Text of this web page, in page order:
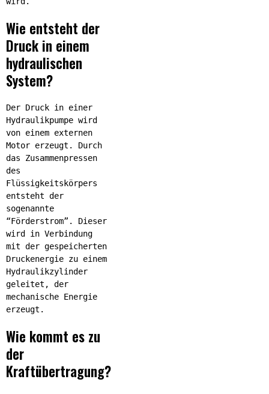
Wie entsteht der
Druck in einem
hydraulischen
System?
Der Druck in einer
Hydraulikpumpe wird
von einem externen
Motor erzeugt. Durch
das Zusammenpressen
des
Flüssigkeitskörpers
entsteht der
sogenannte
“Förderstrom”. Dieser
wird in Verbindung
mit der gespeicherten
Druckenergie zu einem
Hydraulikzylinder
geleitet, der
mechanische Energie
erzeugt.
Wie kommt es zu
der
Kraftübertragung?